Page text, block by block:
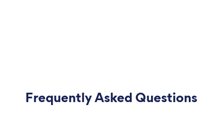
Frequently Asked Questions